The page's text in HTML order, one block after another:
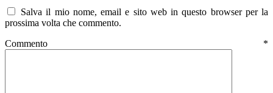
Salva il mio nome, email e sito web in questo browser per la
prossima volta che commento.
Commento *